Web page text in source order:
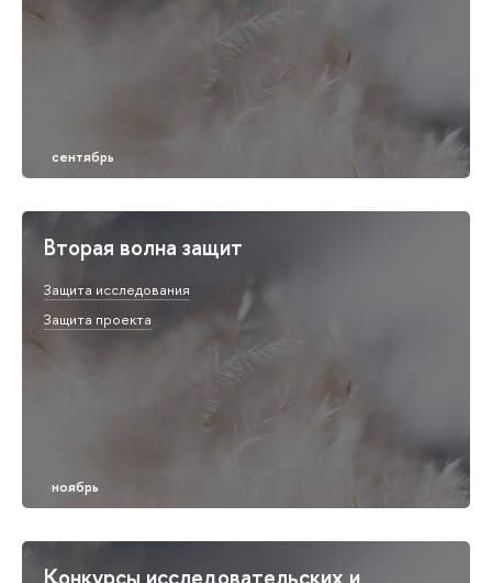
Вторая волна защит
Защита исследования
Защита проекта